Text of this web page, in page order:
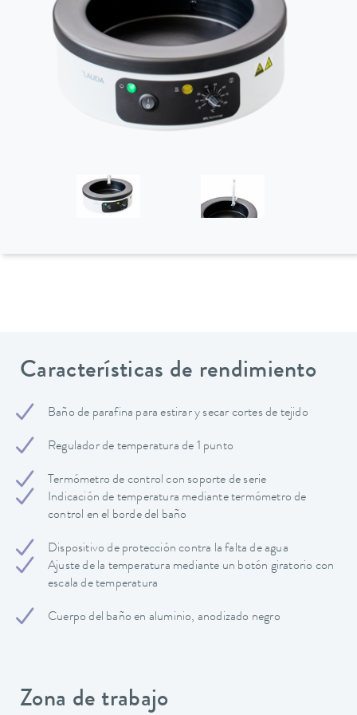
Características de rendimiento
Baño de parafina para estirar y secar cortes de tejido
Regulador de temperatura de 1 punto
Termómetro de control con soporte de serie
Indicación de temperatura mediante termómetro de
control en el borde del baño
Dispositivo de protección contra la falta de agua
Ajuste de la temperatura mediante un botón giratorio con
escala de temperatura
Cuerpo del baño en aluminio, anodizado negro
Zona de trabajo